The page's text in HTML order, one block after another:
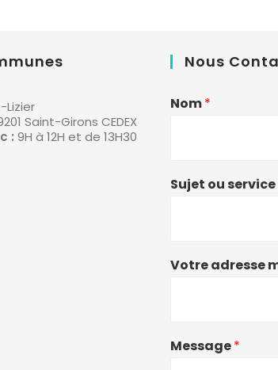
Lizier
Saint-Girons CEDEX
: 9H à 12H et de 13H30
Nous
Nom*
Sujet ou
Votre adresse
Message*